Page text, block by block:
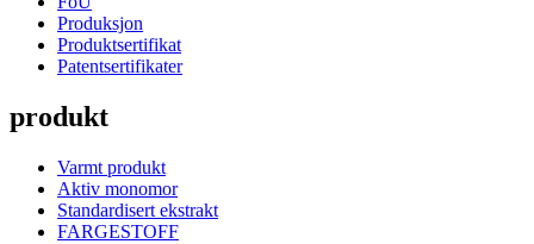
Produksjon
Produktsertifikat
Patentsertifikater
produkt
Varmt produkt
Aktiv monomor
Standardisert ekstrakt
FARGESTOFF